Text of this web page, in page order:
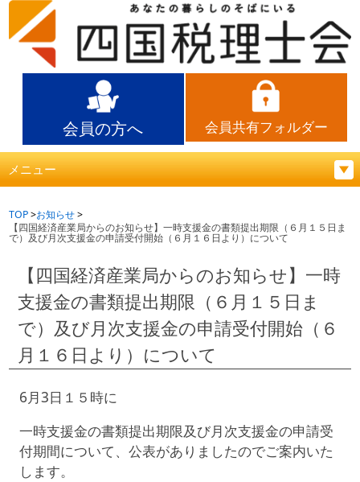
会員の方へ 会員共有フォルダー
メニュー
TOP
お知らせ
【四国経済産業局からのお知らせ】一時支援金の書類提出期限（６月１５日ま
で）及び月次支援金の申請受付開始（６月１６日より）について
【四国経済産業局からのお知らせ】一時
支援金の書類提出期限（６月１５日ま
で）及び月次支援金の申請受付開始（６
月１６日より）について
6月3日１５時に
一時支援金の書類提出期限及び月次支援金の申請受
付期間について、公表がありましたのでご案内いた
します。